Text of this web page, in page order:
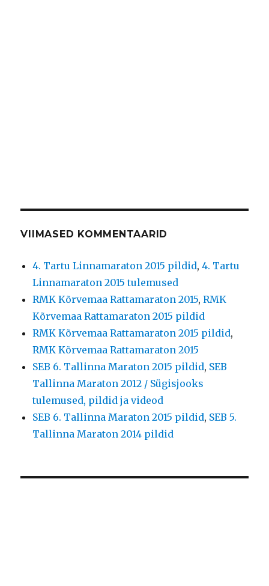
VIIMASED KOMMENTAARID
4. Tartu Linnamaraton 2015 pildid,4. Tartu
Linnamaraton 2015 tulemused
RMK Kõrvemaa Rattamaraton 2015,RMK
Kõrvemaa Rattamaraton 2015 pildid
RMK Kõrvemaa Rattamaraton 2015 pildid,
RMK Kõrvemaa Rattamaraton 2015
SEB 6. Tallinna Maraton 2015 pildid, SEB
Tallinna Maraton 2012 / Sügisjooks
tulemused, pildid ja videod
SEB 6. Tallinna Maraton 2015 pildid, SEB 5.
Tallinna Maraton 2014 pildid